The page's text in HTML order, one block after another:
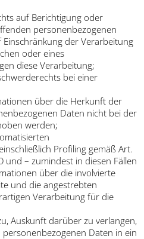
auf Berichtigung oder
personenbezogenen
Einschränkung der Verarbeitung
oder eines
diese Verarbeitung;
bei einer
über die Herkunft der
Daten nicht bei der
werden;
Profiling gemäß Art.
und – zumindest in diesen Fällen
über die involvierte
und die angestrebten
Verarbeitung für die
Auskunft darüber zu verlangen,
Daten in ein